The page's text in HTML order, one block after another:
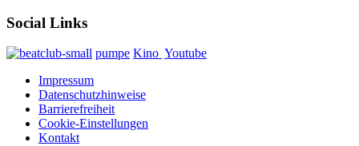
Social Links
pumpe Kino Youtube
Impressum
Datenschutzhinweise
Barrierefreiheit
Cookie-Einstellungen
Kontakt